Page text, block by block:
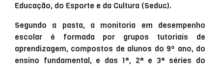
Educação, do Esporte e da Cultura (Seduc).
Segundo a pasta, a monitoria em desempenho
escolar é formada por grupos tutoriais de
aprendizagem, compostos de alunos do 9º ano, do
ensino fundamental, e das 1ª, 2ª e 3ª séries do